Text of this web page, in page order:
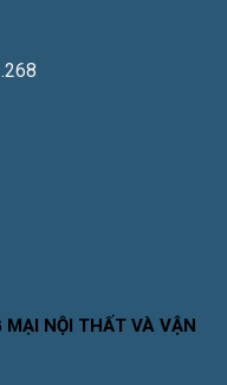
NỘI THẤT VÀ VẬN